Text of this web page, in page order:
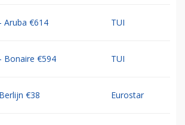
Aruba €614 TUI
Bonaire €594 TUI
€38 Eurostar